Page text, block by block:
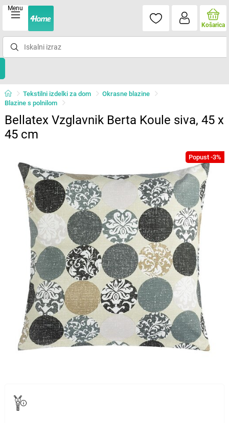
Menu
Košarica
Tekstilni izdelki za dom
Okrasne blazine
Blazine s polnilom
Bellatex Vzglavnik Berta Koule siva, 45 x
45 cm
Popust -3%